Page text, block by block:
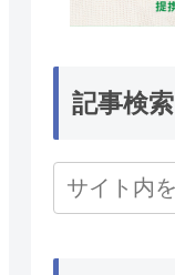
記事検索